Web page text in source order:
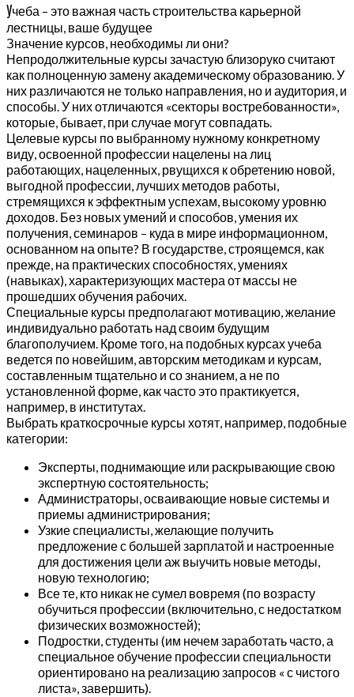
Учеба – это важная часть строительства карьерной
лестницы, ваше будущее
Значение курсов, необходимы ли они?
Непродолжительные курсы зачастую близоруко считают
как полноценную замену академическому образованию. У
них различаются не только направления, но и аудитория, и
способы. У них отличаются «секторы востребованности»,
которые, бывает, при случае могут совпадать.
Целевые курсы по выбранному нужному конкретному
виду, освоенной профессии нацелены на лиц
работающих, нацеленных, рвущихся к обретению новой,
выгодной профессии, лучших методов работы,
стремящихся к эффектным успехам, высокому уровню
доходов. Без новых умений и способов, умения их
получения, семинаров – куда в мире информационном,
основанном на опыте? В государстве, строящемся, как
прежде, на практических способностях, умениях
(навыках), характеризующих мастера от массы не
прошедших обучения рабочих.
Специальные курсы предполагают мотивацию, желание
индивидуально работать над своим будущим
благополучием. Кроме того, на подобных курсах учеба
ведется по новейшим, авторским методикам и курсам,
составленным тщательно и со знанием, а не по
установленной форме, как часто это практикуется,
например, в институтах.
Выбрать краткосрочные курсы хотят, например, подобные
категории:
Эксперты, поднимающие или раскрывающие свою
экспертную состоятельность;
Администраторы, осваивающие новые системы и
приемы администрирования;
Узкие специалисты, желающие получить
предложение с большей зарплатой и настроенные
для достижения цели аж выучить новые методы,
новую технологию;
Все те, кто никак не сумел вовремя (по возрасту
обучиться профессии (включительно, с недостатком
физических возможностей);
Подростки, студенты (им нечем заработать часто, а
специальное обучение профессии специальности
ориентировано на реализацию запросов « с чистого
листа», завершить).